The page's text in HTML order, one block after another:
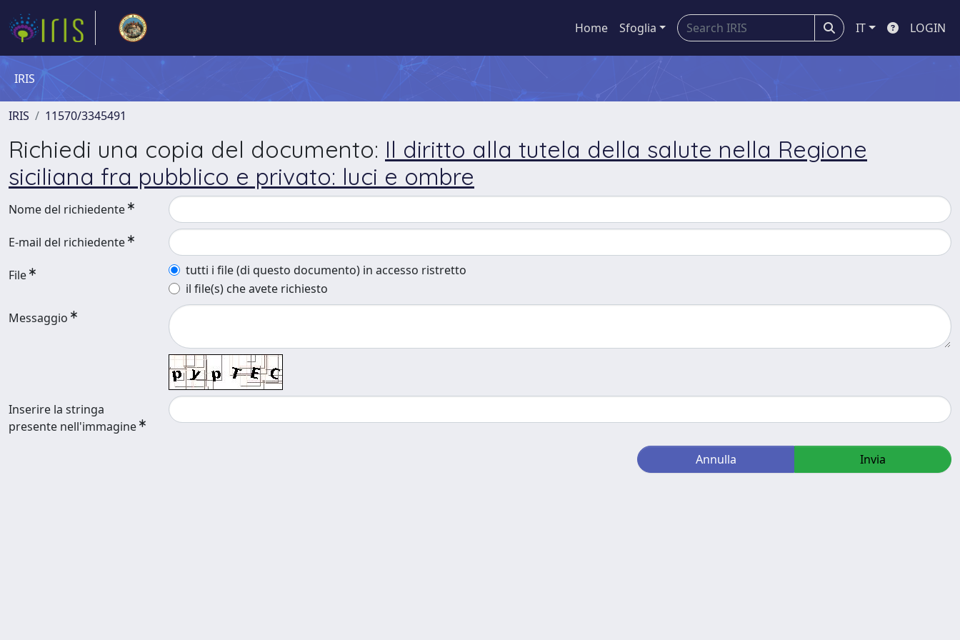
Home Sfoglia IT LOGIN
IRIS
IRIS 11570/3345491
Richiedi una copia del documento: Il diritto alla tutela della salute nella Regione
siciliana fra pubblico e privato: luci e ombre
Nome del richiedente
E-mail del richiedente
File
tutti i file (di questo documento) in accesso ristretto
il file(s) che avete richiesto
Messaggio
Inserire la stringa
presente nell'immagine
Annulla Invia